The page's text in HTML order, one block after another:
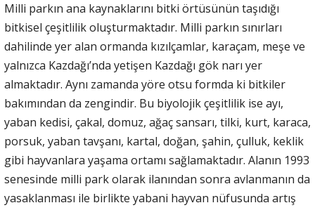
Milli parkın ana kaynaklarını bitki örtüsünün taşıdığı
bitkisel çeşitlilik oluşturmaktadır. Milli parkın sınırları
dahilinde yer alan ormanda kızılçamlar, karaçam, meşe ve
yalnızca Kazdağı’nda yetişen Kazdağı gök narı yer
almaktadır. Aynı zamanda yöre otsu formda ki bitkiler
bakımından da zengindir. Bu biyolojik çeşitlilik ise ayı,
yaban kedisi, çakal, domuz, ağaç sansarı, tilki, kurt, karaca,
porsuk, yaban tavşanı, kartal, doğan, şahin, çulluk, keklik
gibi hayvanlara yaşama ortamı sağlamaktadır. Alanın 1993
senesinde milli park olarak ilanından sonra avlanmanın da
yasaklanması ile birlikte yabani hayvan nüfusunda artış